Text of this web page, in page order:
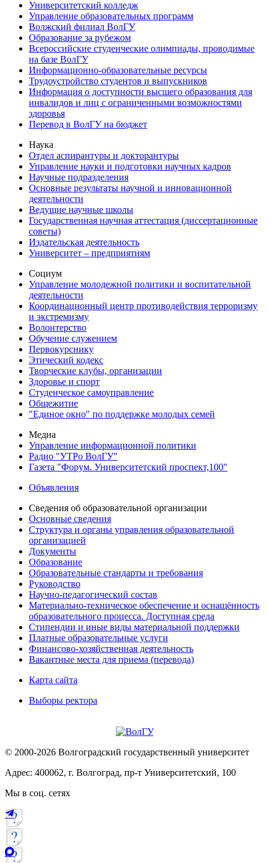
Университетский колледж
Управление образовательных программ
Волжский филиал ВолГУ
Образование за рубежом
Всероссийские студенческие олимпиады, проводимые
на базе ВолГУ
Информационно-образовательные ресурсы
Трудоустройство студентов и выпускников
Информация о доступности высшего образования для
инвалидов и лиц с ограниченными возможностями
здоровья
Перевод в ВолГУ на бюджет
Наука
Отдел аспирантуры и докторантуры
Управление науки и подготовки научных кадров
Научные подразделения
Основные результаты научной и инновационной
деятельности
Ведущие научные школы
Государственная научная аттестация (диссертационные
советы)
Издательская деятельность
Университет – предприятиям
Социум
Управление молодежной политики и воспитательной
деятельности
Координационный центр противодействия терроризму
и экстремизму
Волонтерство
Обучение служением
Первокурснику
Этический кодекс
Творческие клубы, организации
Здоровье и спорт
Студенческое самоуправление
Общежитие
"Единое окно" по поддержке молодых семей
Медиа
Управление информационной политики
Радио "УТРо ВолГУ"
Газета "Форум. Университетский проспект,100"
Объявления
Сведения об образовательной организации
Основные сведения
Структура и органы управления образовательной
организацией
Документы
Образование
Образовательные стандарты и требования
Руководство
Научно-педагогический состав
Материально-техническое обеспечение и оснащённость
образовательного процесса. Доступная среда
Стипендии и иные виды материальной поддержки
Платные образовательные услуги
Финансово-хозяйственная деятельность
Вакантные места для приема (перевода)
Карта сайта
Выборы ректора
© 2000-2026 Волгоградский государственный университет
Адрес: 400062, г. Волгоград, пр-т Университетский, 100
Мы в соц. сетях